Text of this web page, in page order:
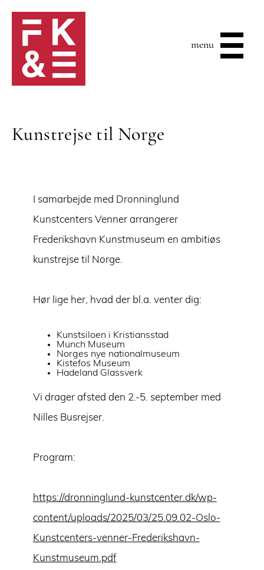
menu
Kunstrejse til Norge
I samarbejde med Dronninglund
Kunstcenters Venner arrangerer
Frederikshavn Kunstmuseum en ambitiøs
kunstrejse til Norge.
Hør lige her, hvad der bl.a. venter dig:
Kunstsiloen i Kristiansstad
Munch Museum
Norges nye nationalmuseum
Kistefos Museum
Hadeland Glassverk
Vi drager afsted den 2.-5. september med
Nilles Busrejser.
Program:
https://dronninglund-kunstcenter.dk/wp-
content/uploads/2025/03/25.09.02-Oslo-
Kunstcenters-venner-Frederikshavn-
Kunstmuseum.pdf